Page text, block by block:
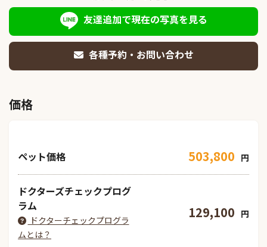
友達追加で現在の写真を見る
各種予約・お問い合わせ
価格
ペット価格 503,800 円
ドクターズチェックプログ
ラム
ドクターチェックプログラ
ムとは？
129,100 円